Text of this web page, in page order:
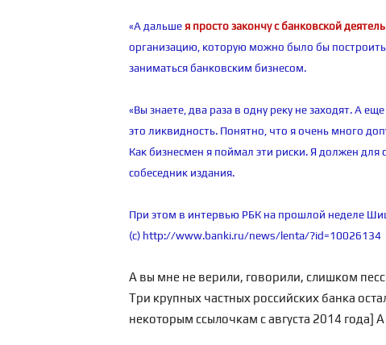
«А дальше я просто закончу с банковской
организацию, которую можно было бы
заниматься банковским бизнесом.
«Вы знаете, два раза в одну реку не заходят. А
это ликвидность. Понятно, что я очень много
Как бизнесмен я поймал эти риски. Я должен
собеседник издания.
При этом в интервью РБК на прошлой неделе
(с) http://www.banki.ru/news/lenta/?id=10026134
А вы мне не верили, говорили, слишком
Три крупных частных российских банка
некоторым ссылочкам с августа 2014 года]